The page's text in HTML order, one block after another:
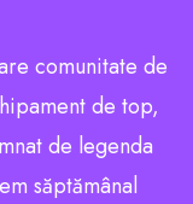
comunitate de
de top,
de legenda
săptămânal